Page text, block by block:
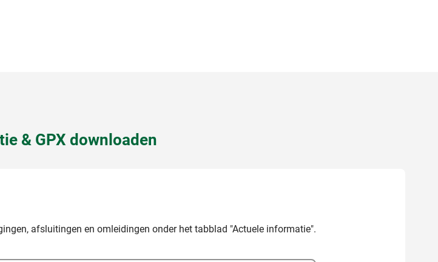
& GPX downloaden
afsluitingen en omleidingen onder het tabblad "Actuele informatie".